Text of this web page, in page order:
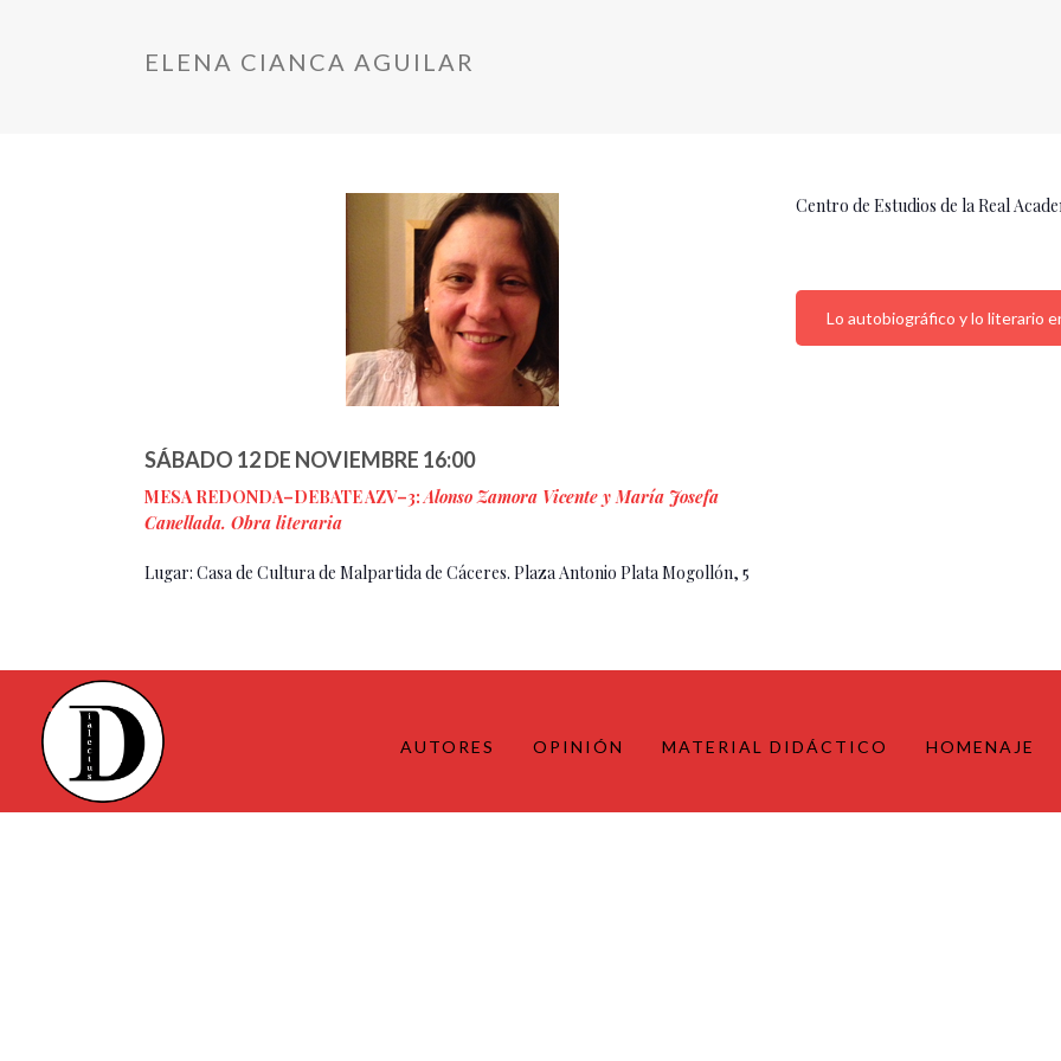
ELENA CIANCA AGUILAR
SÁBADO 12 DE NOVIEMBRE 16:00
MESA REDONDA–DEBATE AZV–3:Alonso Zamora Vicente y María Josefa
Canellada. Obra literaria
Lugar: Casa de Cultura de Malpartida de Cáceres. Plaza Antonio Plata Mogollón, 5
Centro de Estudios de la Real
Lo autobiográfico y lo literario
AUTORES OPINIÓN MATERIAL DIDÁCTICO HOMENAJE